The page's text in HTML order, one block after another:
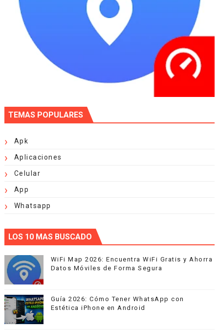
TEMAS POPULARES
Apk
Aplicaciones
Celular
App
Whatsapp
LOS 10 MAS BUSCADO
WiFi Map 2026: Encuentra WiFi Gratis y Ahorra
Datos Móviles de Forma Segura
Guía 2026: Cómo Tener WhatsApp con
Estética iPhone en Android